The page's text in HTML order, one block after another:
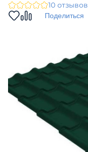
10 отзывов
Поделиться